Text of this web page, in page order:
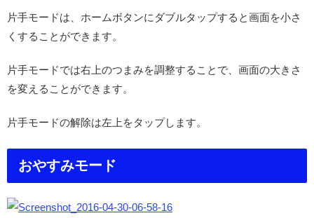
片手モードは、ホームボタンにダブルタップすると画面を小さ
くすることができます。
片手モードでは右上のつまみを調整することで、画面の大きさ
を変えることができます。
片手モードの解除は左上をタップします。
おやすみモード